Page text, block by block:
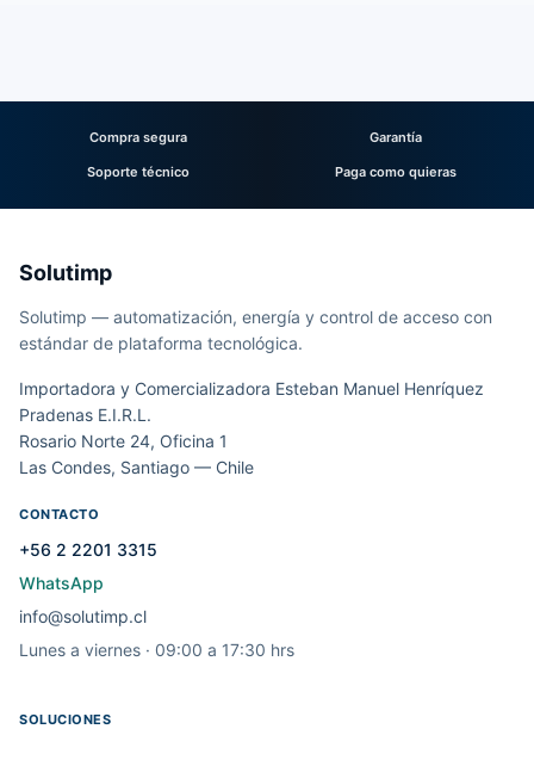
Compra segura Garantía
Soporte técnico Paga como quieras
Solutimp
Solutimp — automatización, energía y control de acceso con
estándar de plataforma tecnológica.
Importadora y Comercializadora Esteban Manuel Henríquez
Pradenas E.I.R.L.
Rosario Norte 24, Oficina 1
Las Condes, Santiago — Chile
CONTACTO
+56 2 2201 3315
WhatsApp
info@solutimp.cl
Lunes a viernes · 09:00 a 17:30 hrs
SOLUCIONES